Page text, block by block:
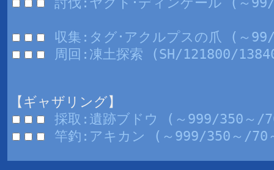
収集:タグ･アクルプスの爪 (～
周回:凍土探索 (SH/121800/
【ギャザリング】
採取:遺跡ブドウ (～999/350～/
竿釣:アキカン (～999/350～/70